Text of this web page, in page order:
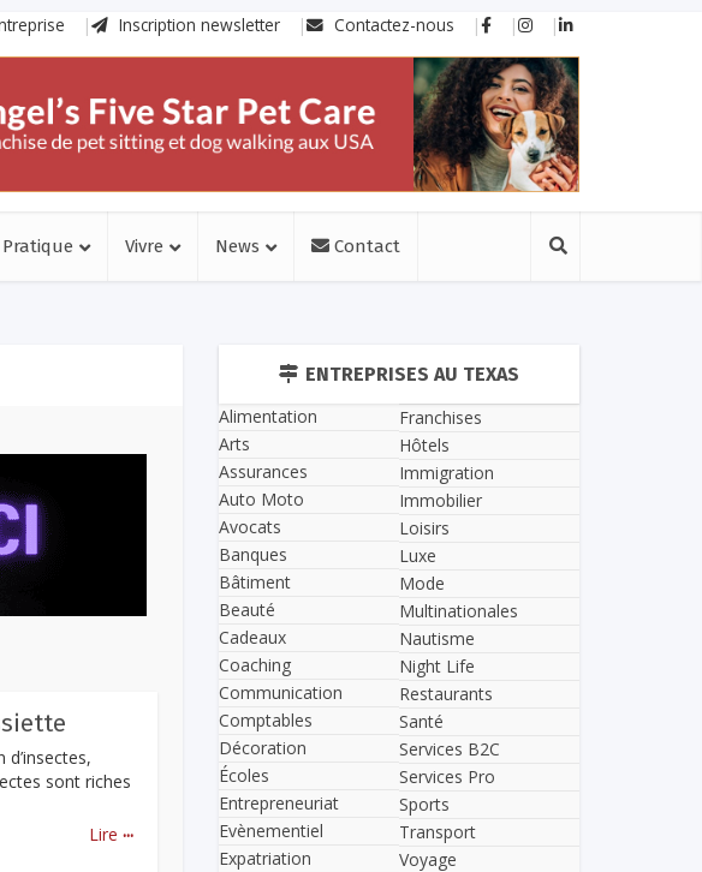
Inscription newsletter Contactez-nous
Pratique Vivre News Contact
sont riches
Lire ...
ENTREPRISES AU TEXAS
Alimentation
Arts
Assurances
Auto Moto
Avocats
Banques
Bâtiment
Beauté
Cadeaux
Coaching
Communication
Comptables
Décoration
Écoles
Entrepreneuriat
Evènementiel
Expatriation
Franchises
Hôtels
Immigration
Immobilier
Loisirs
Luxe
Mode
Multinationales
Nautisme
Night Life
Restaurants
Santé
Services B2C
Services Pro
Sports
Transport
Voyage